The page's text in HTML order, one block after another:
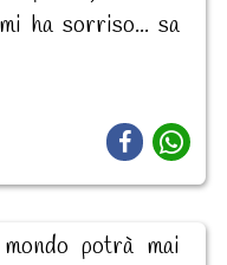
ha sorriso... sa
potrà mai